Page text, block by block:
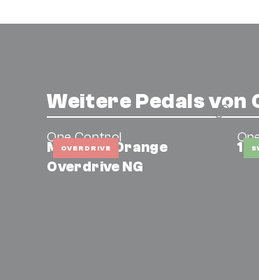
Weitere Pedals von
OVERDRIVE
One Control
Marigold Orange
Overdrive NG
1